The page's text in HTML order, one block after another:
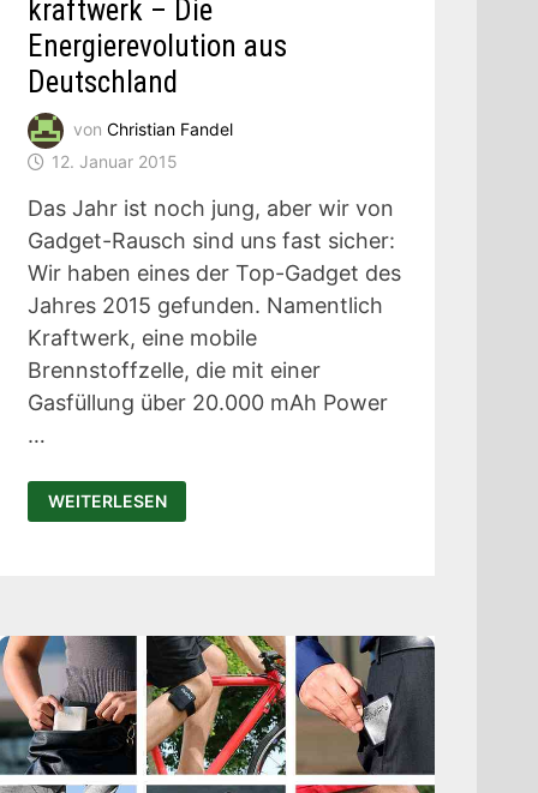
kraftwerk – Die
Energierevolution aus
Deutschland
von Christian Fandel
12. Januar 2015
Das Jahr ist noch jung, aber wir von
Gadget-Rausch sind uns fast sicher:
Wir haben eines der Top-Gadget des
Jahres 2015 gefunden. Namentlich
Kraftwerk, eine mobile
Brennstoffzelle, die mit einer
Gasfüllung über 20.000 mAh Power
…
KRAFTWERK
–
DIE
WEITERLESEN